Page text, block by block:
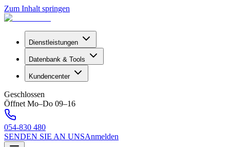
Zum Inhalt springen
Dienstleistungen
Datenbank & Tools
Kundencenter
Geschlossen
Öffnet Mo–Do 09–16
054-830 480
SENDEN SIE AN UNSAnmelden